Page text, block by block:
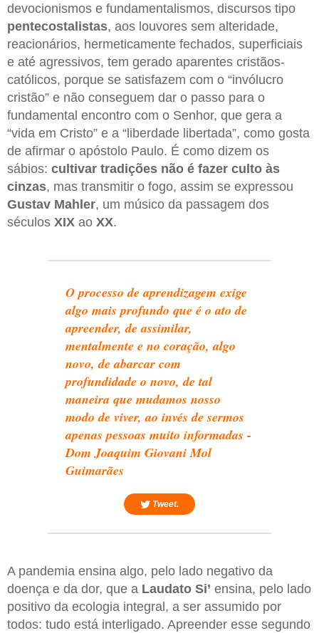
devocionismos e fundamentalismos, discursos tipo
pentecostalistas, aos louvores sem alteridade,
reacionários, hermeticamente fechados, superficiais
e até agressivos, tem gerado aparentes cristãos-
católicos, porque se satisfazem com o “invólucro
cristão” e não conseguem dar o passo para o
fundamental encontro com o Senhor, que gera a
“vida em Cristo” e a “liberdade libertada”, como gosta
de afirmar o apóstolo Paulo. É como dizem os
sábios: cultivar tradições não é fazer culto às
cinzas, mas transmitir o fogo, assim se expressou
Gustav Mahler, um músico da passagem dos
séculos XIX ao XX.
O processo de aprendizagem exige
algo mais profundo que é o ato de
apreender, de assimilar,
mentalmente e no coração, algo
novo, de abarcar com
profundidade o novo, de tal
maneira que mudamos nosso
modo de viver, ao invés de sermos
apenas pessoas muito informadas -
Dom Joaquim Giovani Mol
Guimarães
Tweet.
A pandemia ensina algo, pelo lado negativo da
doença e da dor, que a Laudato Si’ ensina, pelo lado
positivo da ecologia integral, a ser assumido por
todos: tudo está interligado. Apreender esse segundo